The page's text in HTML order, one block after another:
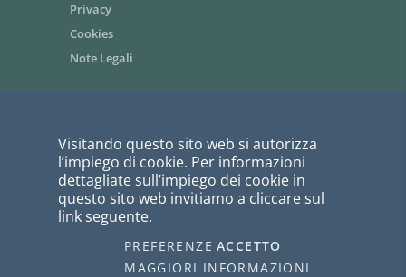
Privacy
Cookies
Note Legali
Siti tematici - link utili
Informazioni per i fornitori
Bandi di gara
PagoPA
webmaster@ausl.vda.it
Visitando questo sito web si autorizza
l’impiego di cookie. Per informazioni
dettagliate sull’impiego dei cookie in
questo sito web invitiamo a cliccare sul
link seguente.
PREFERENZE ACCETTO
MAGGIORI INFORMAZIONI